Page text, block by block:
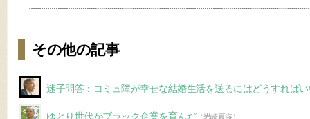
その他の記事
迷子問答：コミュ障が幸せな結婚生活を送るにはどうすれば
ゆとり世代がブラック企業を育んだ（岩崎夏海）